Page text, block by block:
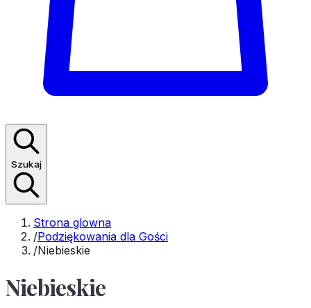
Szukaj
Strona glowna
/Podziękowania dla Gości
/Niebieskie
Niebieskie